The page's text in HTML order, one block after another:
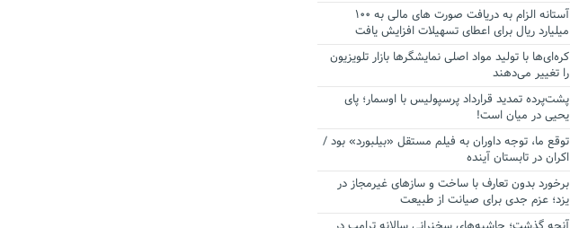
آستانه الزام به دریافت صورت های مالی به ۱۰۰
میلیارد ریال برای اعطای تسهیلات افزایش یافت
کره‌ای‌ها با تولید مواد اصلی نمایشگرها بازار تلویزیون
را تغییر می‌دهند
پشت‌پرده تمدید قرارداد پرسپولیس با اوسمار؛ پای
یحیی در میان است!
توقع ما، توجه داوران به فیلم مستقل «بیلبورد» بود /
اکران در تابستان آینده
برخورد بدون تعارف با ساخت‌ و سازهای غیرمجاز در
یزد؛ عزم جدی برای صیانت از طبیعت